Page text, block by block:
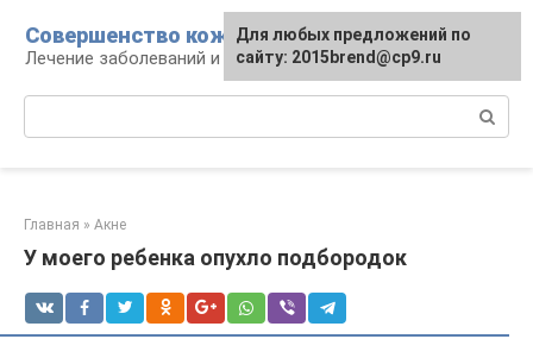
контенту
Совершенство кожи
Лечение заболеваний и уход за кожей
Главная » Акне
У моего ребенка опухло подбородок
Для любых предложений по
сайту: 2015brend@cp9.ru